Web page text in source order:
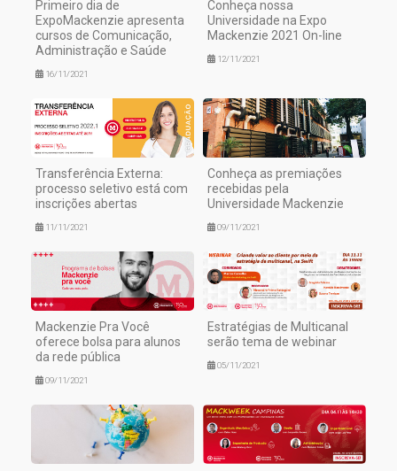
Primeiro dia de
ExpoMackenzie apresenta
cursos de Comunicação,
Administração e Saúde
16/11/2021
Conheça nossa
Universidade na Expo
Mackenzie 2021 On-line
12/11/2021
Transferência Externa:
processo seletivo está com
inscrições abertas
11/11/2021
Conheça as premiações
recebidas pela
Universidade Mackenzie
09/11/2021
Mackenzie Pra Você
oferece bolsa para alunos
da rede pública
09/11/2021
Estratégias de Multicanal
serão tema de webinar
05/11/2021